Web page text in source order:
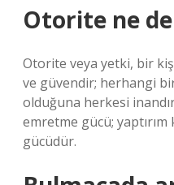
Otorite ne
Otorite veya yetki, bir
ve güvendir; herhangi
olduğuna herkesi
emretme gücü;
gücüdür.